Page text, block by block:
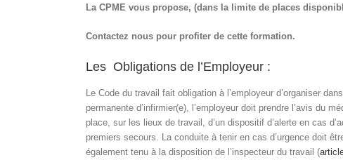
La CPME vous propose, (dans la limite de places
Contactez nous pour profiter de cette formation.
Les Obligations de l’Employeur :
Le Code du travail fait obligation à l’employeur d’organiser
permanente d’infirmier(e), l’employeur doit prendre l’avis du
place, sur les lieux de travail, d’un dispositif d’alerte en cas
premiers secours. La conduite à tenir en cas d’urgence doit
également tenu à la disposition de l’inspecteur du travail (